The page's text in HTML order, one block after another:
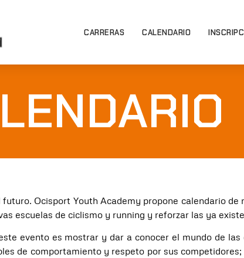
CARRERAS CALENDARIO
Ocisport Youth Academy propone calendario
escuelas de ciclismo y running y reforzar las ya
evento es mostrar y dar a conocer el mundo de
de comportamiento y respeto por sus